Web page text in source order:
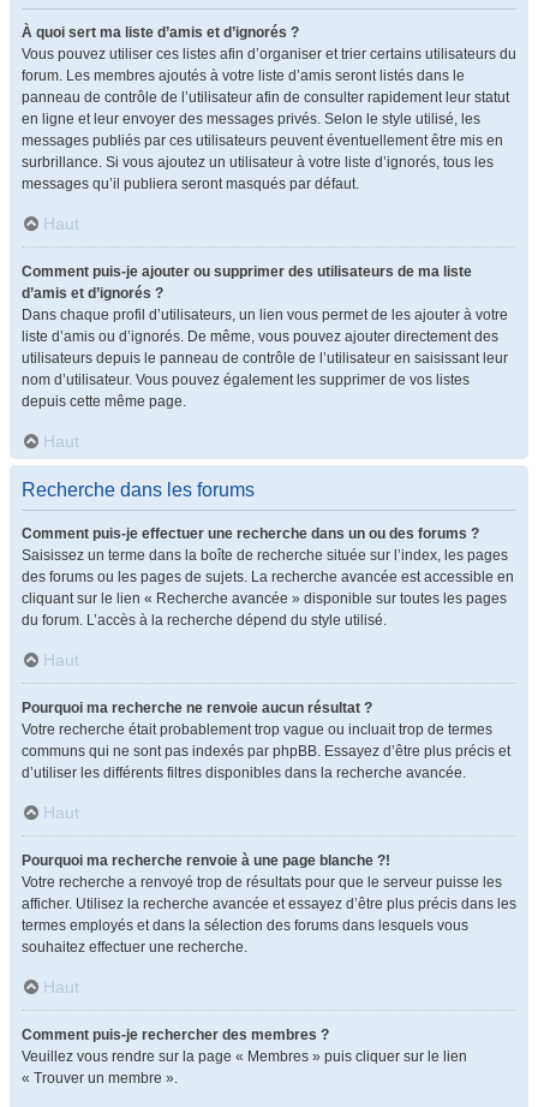
À quoi sert ma liste d’amis et d’ignorés ?
Vous pouvez utiliser ces listes afin d’organiser et trier certains utilisateurs du
forum. Les membres ajoutés à votre liste d’amis seront listés dans le
panneau de contrôle de l’utilisateur afin de consulter rapidement leur statut
en ligne et leur envoyer des messages privés. Selon le style utilisé, les
messages publiés par ces utilisateurs peuvent éventuellement être mis en
surbrillance. Si vous ajoutez un utilisateur à votre liste d’ignorés, tous les
messages qu’il publiera seront masqués par défaut.
Haut
Comment puis-je ajouter ou supprimer des utilisateurs de ma liste
d’amis et d’ignorés ?
Dans chaque profil d’utilisateurs, un lien vous permet de les ajouter à votre
liste d’amis ou d’ignorés. De même, vous pouvez ajouter directement des
utilisateurs depuis le panneau de contrôle de l’utilisateur en saisissant leur
nom d’utilisateur. Vous pouvez également les supprimer de vos listes
depuis cette même page.
Haut
Recherche dans les forums
Comment puis-je effectuer une recherche dans un ou des forums ?
Saisissez un terme dans la boîte de recherche située sur l’index, les pages
des forums ou les pages de sujets. La recherche avancée est accessible en
cliquant sur le lien « Recherche avancée » disponible sur toutes les pages
du forum. L’accès à la recherche dépend du style utilisé.
Haut
Pourquoi ma recherche ne renvoie aucun résultat ?
Votre recherche était probablement trop vague ou incluait trop de termes
communs qui ne sont pas indexés par phpBB. Essayez d’être plus précis et
d’utiliser les différents filtres disponibles dans la recherche avancée.
Haut
Pourquoi ma recherche renvoie à une page blanche ?!
Votre recherche a renvoyé trop de résultats pour que le serveur puisse les
afficher. Utilisez la recherche avancée et essayez d’être plus précis dans les
termes employés et dans la sélection des forums dans lesquels vous
souhaitez effectuer une recherche.
Haut
Comment puis-je rechercher des membres ?
Veuillez vous rendre sur la page « Membres » puis cliquer sur le lien
« Trouver un membre ».